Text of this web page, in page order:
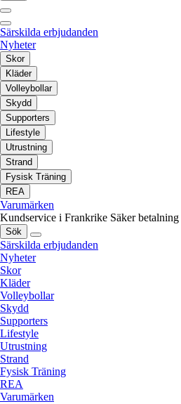
Särskilda erbjudanden
Nyheter
Skor
Kläder
Volleybollar
Skydd
Supporters
Lifestyle
Utrustning
Strand
Fysisk Träning
REA
Varumärken
Kundservice i Frankrike Säker betalning
Sök
Särskilda erbjudanden
Nyheter
Skor
Kläder
Volleybollar
Skydd
Supporters
Lifestyle
Utrustning
Strand
Fysisk Träning
REA
Varumärken